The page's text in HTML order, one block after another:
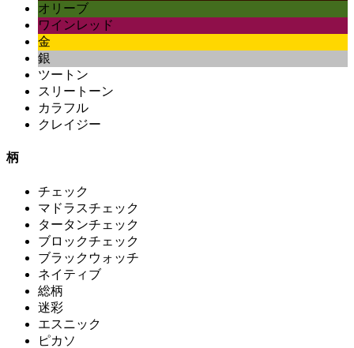
オリーブ
ワインレッド
金
銀
ツートン
スリートーン
カラフル
クレイジー
柄
チェック
マドラスチェック
タータンチェック
ブロックチェック
ブラックウォッチ
ネイティブ
総柄
迷彩
エスニック
ピカソ